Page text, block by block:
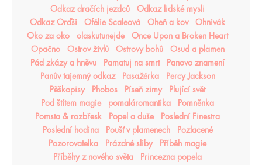
Odkaz dračích jezdců
Odkaz lidské mysli
Odkaz Orďši
Ofélie Scaleová Oheň a kov
Ohnivák
Oko za oko
olaskutunejde
Once Upon a Broken Heart
Opačno
Ostrov živlů Ostrovy bohů
Osud a plamen
Pád zkázy a hněvu
Pamatuj na smrt
Panovo znamení
Panův tajemný odkaz
Pasažérka
Percy Jackson
Pěškopisy
Phobos Píseň zimy
Plující svět
Pod štítem magie
pomaláromantika
Pomněnka
Pomsta & rozbřesk
Popel a duše
Poslední Finestra
Poslední hodina
Poušť v plamenech
Pozlacené
Pozorovatelka
Prázdné sliby
Příběh magie
Příběhy z nového světa
Princezna popela